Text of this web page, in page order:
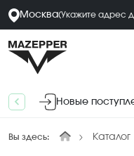
Москва(Укажите адрес
Новые
Вы здесь: Каталог